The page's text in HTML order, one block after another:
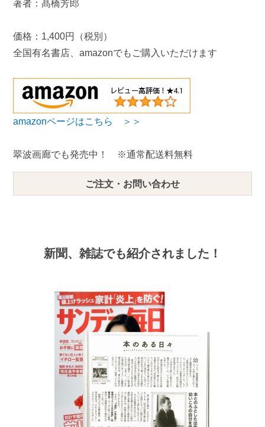
著者：髙橋芳郎
価格：1,400円（税別）
全国有名書店、amazonでもご購入いただけます
amazonページはこちら ＞＞
翠波画廊でも発売中！ ※通常配送料無料
ご注文・お問い合わせ
新聞、雑誌でも紹介されました！